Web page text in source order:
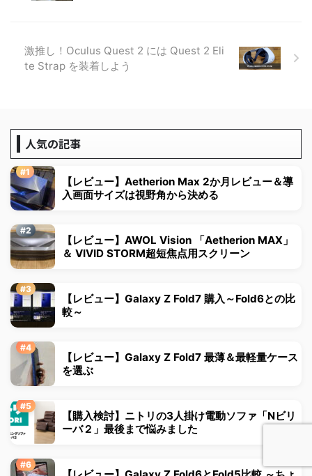
激推し！Oculus Quest 2 には Quest 2 Eli
te Strap を装着しよう
人気の記事
【レビュー】Aetherion Max 2か月レビュー＆導
入画面サイズは視野角から決める
【レビュー】AWOL Vision 「Aetherion MAX」
＆ VIVID STORM超短焦点用スクリーン
【レビュー】Galaxy Z Fold7 購入～Fold6との比
較～
【レビュー】Galaxy Z Fold7 最薄＆最軽量ケース
を選ぶ
【購入検討】ニトリの3人掛け電動ソファ「Nビリ
ーバ２」最後まで悩みました